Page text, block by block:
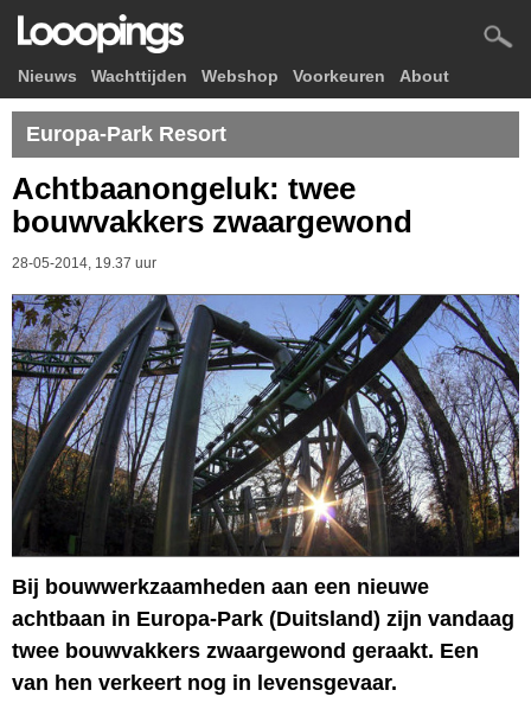
Nieuws Wachttijden Webshop Voorkeuren About
Europa-Park Resort
Achtbaanongeluk: twee
bouwvakkers zwaargewond
28-05-2014, 19.37 uur
Bij bouwwerkzaamheden aan een nieuwe
achtbaan in Europa-Park (Duitsland) zijn vandaag
twee bouwvakkers zwaargewond geraakt. Een
van hen verkeert nog in levensgevaar.